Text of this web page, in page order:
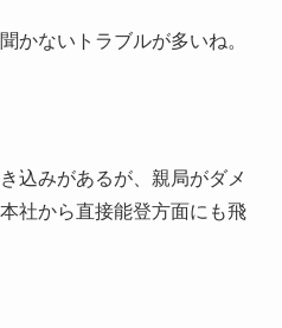
かないトラブルが多いね。
込みがあるが、親局がダメ
社から直接能登方面にも飛